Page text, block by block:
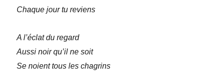
Chaque jour tu reviens
A l’éclat du regard
Aussi noir qu’il ne soit
Se noient tous les chagrins